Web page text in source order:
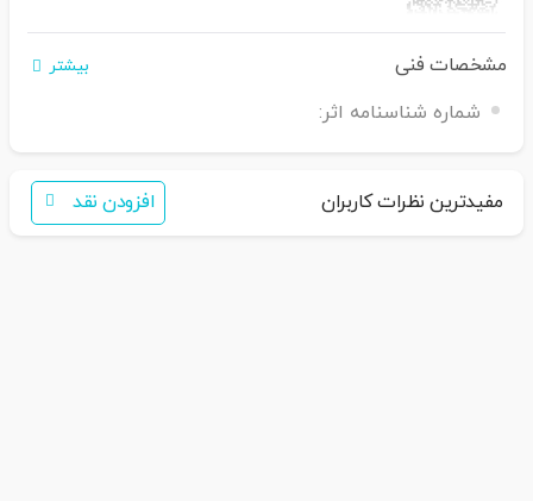
همکاران ما با شما تماس خواهند گرفت
مشخصات فنی بیشتر
شماره شناسنامه اثر:
مفیدترین نظرات کاربران افزودن نقد